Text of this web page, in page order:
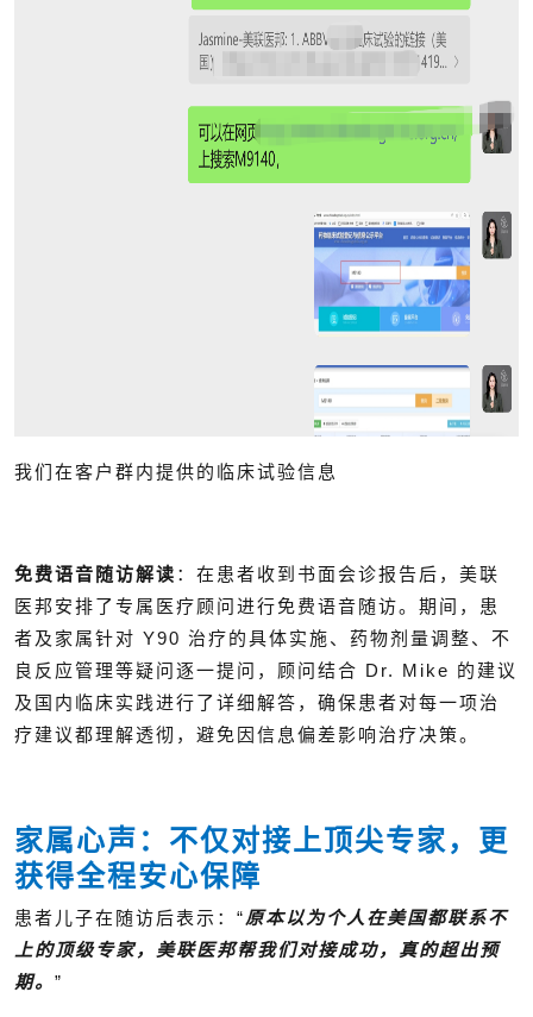
我们在客户群内提供的临床试验信息
免费语音随访解读 ：在患者收到书面会诊报告后，美联
医邦安排了专属医疗顾问进行免费语音随访。期间，患
者及家属针对 Y90 治疗的具体实施、药物剂量调整、不
良反应管理等疑问逐一提问，顾问结合 Dr. Mike 的建议
及国内临床实践进行了详细解答，确保患者对每一项治
疗建议都理解透彻，避免因信息偏差影响治疗决策。
家属心声：不仅对接上顶尖专家，更
获得全程安心保障
患者儿子在随访后表示： “原本以为个人在美国都联系不
上的顶级专家，美联医邦帮我们对接成功，真的超出预
期。 ”